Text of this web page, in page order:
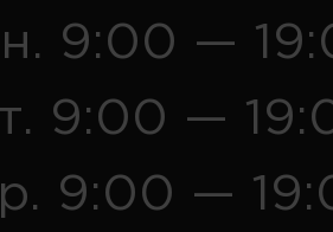
9:00 —
9:00 —
9:00 —